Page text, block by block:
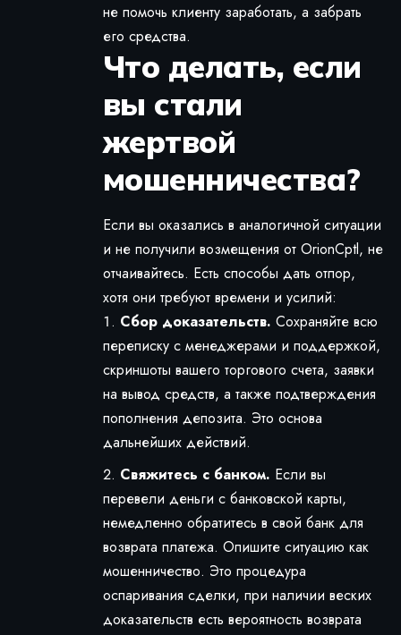
не помочь клиенту заработать, а забрать
его средства.
Что делать, если
вы стали
жертвой
мошенничества?
Если вы оказались в аналогичной ситуации
и не получили возмещения от OrionCptl, не
отчаивайтесь. Есть способы дать отпор,
хотя они требуют времени и усилий:
Сбор доказательств. Сохраняйте всю
переписку с менеджерами и поддержкой,
скриншоты вашего торгового счета, заявки
на вывод средств, а также подтверждения
пополнения депозита. Это основа
дальнейших действий.
Свяжитесь с банком. Если вы
перевели деньги с банковской карты,
немедленно обратитесь в свой банк для
возврата платежа. Опишите ситуацию как
мошенничество. Это процедура
оспаривания сделки, при наличии веских
доказательств есть вероятность возврата